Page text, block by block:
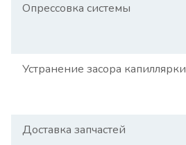
Опрессовка системы
Устранение засора капиллярки
Доставка запчастей